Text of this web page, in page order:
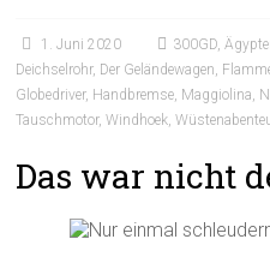
1. Juni 2020 300GD,
Deichselrohr, Der Geländewagen,
Globedriver, Handbremse, Maggiolina,
Tauschmotor,Windhoek,
Das war nicht